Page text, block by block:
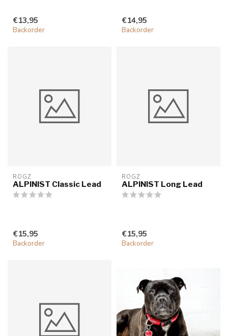
€13,95
Backorder
€14,95
Backorder
ROGZ
ALPINIST Classic Lead
€15,95
Backorder
ROGZ
ALPINIST Long Lead
€15,95
Backorder